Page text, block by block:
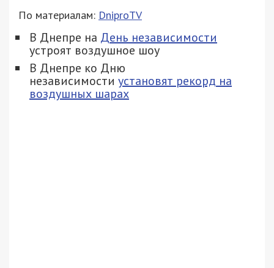
По материалам: DniproTV
В Днепре на День независимости
устроят воздушное шоу
В Днепре ко Дню
независимости установят рекорд на
воздушных шарах